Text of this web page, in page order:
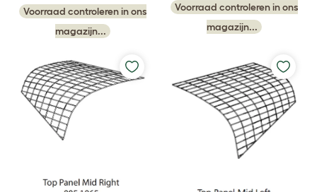
Voorraad controleren in ons
magazijn...
Voorraad controleren in ons
magazijn...